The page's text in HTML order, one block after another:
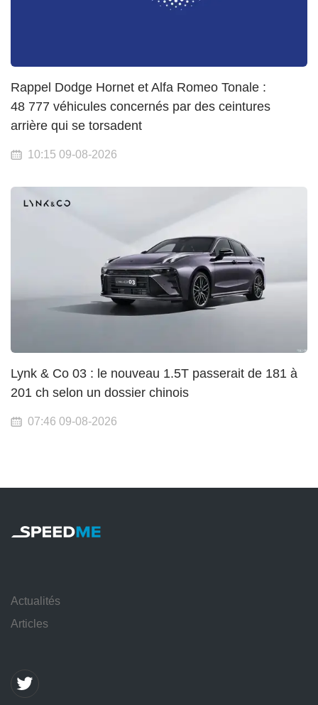
Rappel Dodge Hornet et Alfa Romeo Tonale :
48 777 véhicules concernés par des ceintures
arrière qui se torsadent
10:15 09-08-2026
Lynk & Co 03 : le nouveau 1.5T passerait de 181 à
201 ch selon un dossier chinois
07:46 09-08-2026
Actualités
Articles